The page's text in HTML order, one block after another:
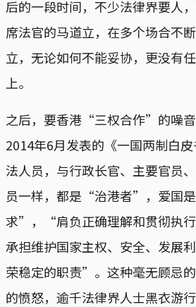
后的一段时间，不少法律界要人
席法官的马道立，在多个场合不
立，无论如何不能妥协，更没有
上。
之后，要香港“三权合作”的噪音
2014年6月发表的《一国两制白
法人员，与行政长官、主要官员
员一样，都是“治港者”，爱国
求”，“肩负正确理解和贯彻执行
承担维护国家主权、安全、发展
荣稳定的职责”。这种毫无顾忌
的愤怒，逾千法律界人士黑衣游